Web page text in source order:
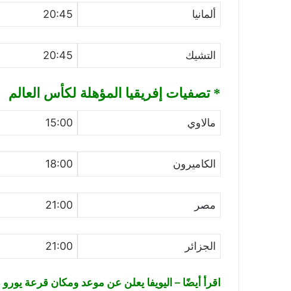
ألمانيا 20:45
التشيك 20:45
* تصفيات إفريقيا المؤهلة لكأس العالم
مالاوي 15:00
الكاميرون 18:00
مصر 21:00
الجزائر 21:00
اقرأ أيضًا – اليويفا يعلن عن موعد ومكان قرعة يورو 2024